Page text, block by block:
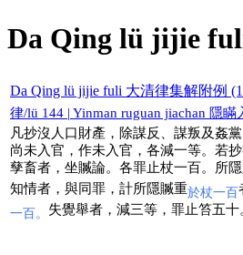
Da Qing lü jijie
Da Qing lü jijie fuli 大清律集解附例
律/lü 144 | Yinman ruguan jiachan 隱瞞
凡抄沒人口財產，除謀反、謀叛及姦
尚未入官，作未入官，各減一等。若
孳畜者，坐贓論。各罪止杖一百。所
知情者，與同罪，計所隱贓重於杖一百
一百。 失覺舉者，減三等，罪止笞五十